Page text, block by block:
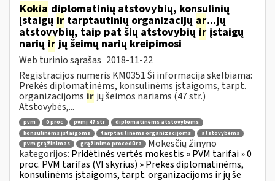
Kokia diplomatinių atstovybių, konsulinių
įstaigų ir tarptautinių organizacijų ar...jų
atstovybių, taip pat šių atstovybiųir įstaigų
narių irjų šeimų narių kreipimosi
Web turinio sąrašas 2018-11-22
Registracijos numeris KM0351 Ši informacija skelbiama:
Prekės diplomatinėms, konsulinėms įstaigoms, tarpt.
organizacijoms ir jų šeimos nariams (47 str.)
Atstovybės,...
pvm 0 proc pvmį 47 str
diplomatinėms atstovybėms
konsulinėms įstaigoms
tarptautinėms organizacijoms
atstovybėms
pvm grąžinimas
grąžinimo procedūra
Mokesčių žinyno
kategorijos: Pridėtinės vertės mokestis » PVM tarifai » 0
proc. PVM tarifas (VI skyrius) » Prekės diplomatinėms,
konsulinėms įstaigoms, tarpt. organizacijoms ir jų še